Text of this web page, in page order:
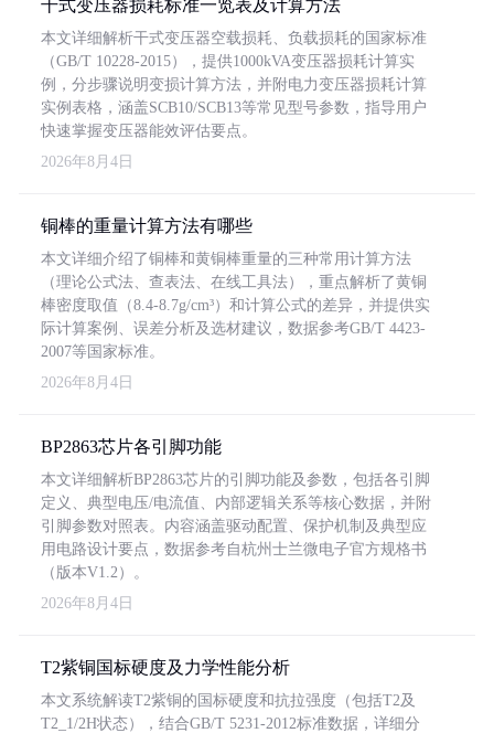
干式变压器损耗标准一览表及计算方法
本文详细解析干式变压器空载损耗、负载损耗的国家标准
（GB/T 10228-2015），提供1000kVA变压器损耗计算实
例，分步骤说明变损计算方法，并附电力变压器损耗计算
实例表格，涵盖SCB10/SCB13等常见型号参数，指导用户
快速掌握变压器能效评估要点。
2026年8月4日
铜棒的重量计算方法有哪些
本文详细介绍了铜棒和黄铜棒重量的三种常用计算方法
（理论公式法、查表法、在线工具法），重点解析了黄铜
棒密度取值（8.4-8.7g/cm³）和计算公式的差异，并提供实
际计算案例、误差分析及选材建议，数据参考GB/T 4423-
2007等国家标准。
2026年8月4日
BP2863芯片各引脚功能
本文详细解析BP2863芯片的引脚功能及参数，包括各引脚
定义、典型电压/电流值、内部逻辑关系等核心数据，并附
引脚参数对照表。内容涵盖驱动配置、保护机制及典型应
用电路设计要点，数据参考自杭州士兰微电子官方规格书
（版本V1.2）。
2026年8月4日
T2紫铜国标硬度及力学性能分析
本文系统解读T2紫铜的国标硬度和抗拉强度（包括T2及
T2_1/2H状态），结合GB/T 5231-2012标准数据，详细分